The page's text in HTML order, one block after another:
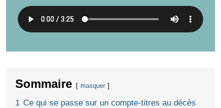
Sommaire masquer
1 Ce qui se passe sur un compte-titres au décès